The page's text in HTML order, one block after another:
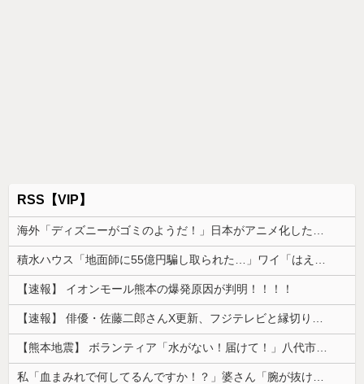
RSS【VIP】
【速報】 イオンモール熊本の爆発原因が判明！！！！